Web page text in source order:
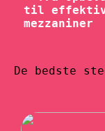
til
mezzaniner
De bedste